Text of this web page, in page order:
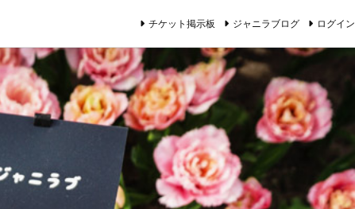
チケット掲示板 ジャニラブログ ログイン